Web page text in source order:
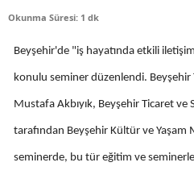
Okunma Süresi: 1 dk
Beyşehir'de "iş hayatında etkili
konulu seminer düzenlendi. Beyşehir
Mustafa Akbıyık, Beyşehir Ticaret ve
tarafından Beyşehir Kültür ve Yaşam
seminerde, bu tür eğitim ve